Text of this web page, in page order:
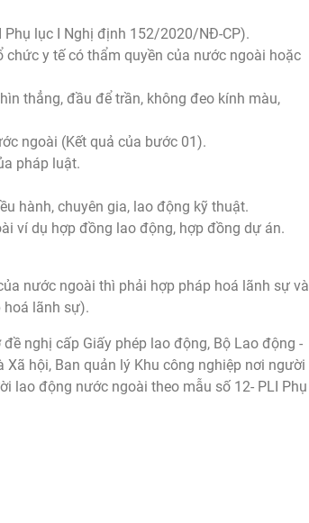
lục I Nghị định 152/2020/NĐ-CP).
y tế có thẩm quyền của nước ngoài hoặc
thẳng, đầu để trần, không đeo kính màu,
ngoài (Kết quả của bước 01).
pháp luật.
hành, chuyên gia, lao động kỹ thuật.
ví dụ hợp đồng lao động, hợp đồng dự án.
nước ngoài thì phải hợp pháp hoá lãnh sự và
hoá lãnh sự).
nghị cấp Giấy phép lao động, Bộ Lao động -
hội, Ban quản lý Khu công nghiệp nơi người
lao động nước ngoài theo mẫu số 12- PLI Phụ